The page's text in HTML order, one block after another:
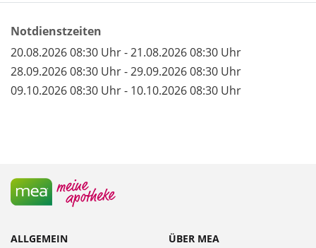
Notdienstzeiten
20.08.2026 08:30 Uhr - 21.08.2026 08:30 Uhr
28.09.2026 08:30 Uhr - 29.09.2026 08:30 Uhr
09.10.2026 08:30 Uhr - 10.10.2026 08:30 Uhr
ALLGEMEIN
ÜBER MEA